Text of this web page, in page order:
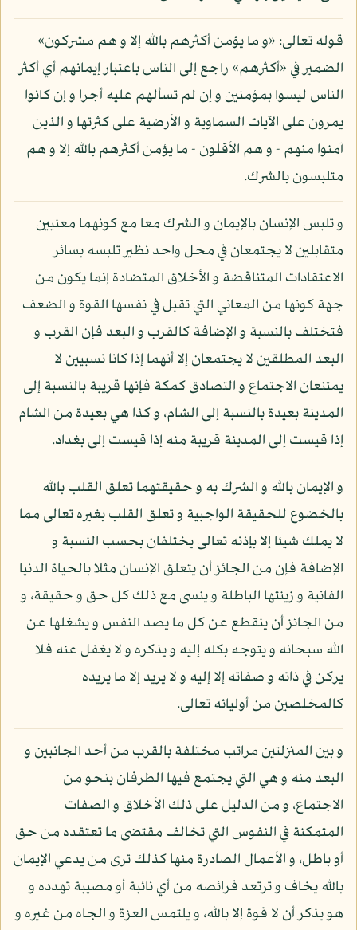
قوله تعالى: «و ما يؤمن أكثرهم بالله إلا و هم مشركون»
الضمير في «أكثرهم» راجع إلى الناس باعتبار إيمانهم أي أكثر
الناس ليسوا بمؤمنين و إن لم تسألهم عليه أجرا و إن كانوا
يمرون على الآيات السماوية و الأرضية على كثرتها و الذين
آمنوا منهم - و هم الأقلون - ما يؤمن أكثرهم بالله إلا و هم
متلبسون بالشرك.
و تلبس الإنسان بالإيمان و الشرك معا مع كونهما معنيين
متقابلين لا يجتمعان في محل واحد نظير تلبسه بسائر
الاعتقادات المتناقضة و الأخلاق المتضادة إنما يكون من
جهة كونها من المعاني التي تقبل في نفسها القوة و الضعف
فتختلف بالنسبة و الإضافة كالقرب و البعد فإن القرب و
البعد المطلقين لا يجتمعان إلا أنهما إذا كانا نسبيين لا
يمتنعان الاجتماع و التصادق كمكة فإنها قريبة بالنسبة إلى
المدينة بعيدة بالنسبة إلى الشام، و كذا هي بعيدة من الشام
إذا قيست إلى المدينة قريبة منه إذا قيست إلى بغداد.
و الإيمان بالله و الشرك به و حقيقتهما تعلق القلب بالله
بالخضوع للحقيقة الواجبية و تعلق القلب بغيره تعالى مما
لا يملك شيئا إلا بإذنه تعالى يختلفان بحسب النسبة و
الإضافة فإن من الجائز أن يتعلق الإنسان مثلا بالحياة الدنيا
الفانية و زينتها الباطلة و ينسى مع ذلك كل حق و حقيقة، و
من الجائز أن ينقطع عن كل ما يصد النفس و يشغلها عن
الله سبحانه و يتوجه بكله إليه و يذكره و لا يغفل عنه فلا
يركن في ذاته و صفاته إلا إليه و لا يريد إلا ما يريده
كالمخلصين من أوليائه تعالى.
و بين المنزلتين مراتب مختلفة بالقرب من أحد الجانبين و
البعد منه و هي التي يجتمع فيها الطرفان بنحو من
الاجتماع، و من الدليل على ذلك الأخلاق و الصفات
المتمكنة في النفوس التي تخالف مقتضى ما تعتقده من حق
أو باطل، و الأعمال الصادرة منها كذلك ترى من يدعي الإيمان
بالله يخاف و ترتعد فرائصه من أي نائبة أو مصيبة تهدده و
هو يذكر أن لا قوة إلا بالله، و يلتمس العزة و الجاه من غيره و